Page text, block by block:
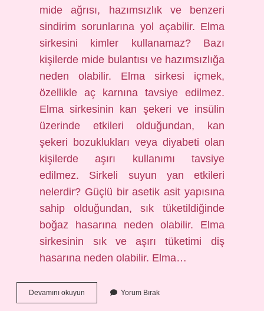
mide ağrısı, hazımsızlık ve benzeri
sindirim sorunlarına yol açabilir. Elma
sirkesini kimler kullanamaz? Bazı
kişilerde mide bulantısı ve hazımsızlığa
neden olabilir. Elma sirkesi içmek,
özellikle aç karnına tavsiye edilmez.
Elma sirkesinin kan şekeri ve insülin
üzerinde etkileri olduğundan, kan
şekeri bozuklukları veya diyabeti olan
kişilerde aşırı kullanımı tavsiye
edilmez. Sirkeli suyun yan etkileri
nelerdir? Güçlü bir asetik asit yapısına
sahip olduğundan, sık tüketildiğinde
boğaz hasarına neden olabilir. Elma
sirkesinin sık ve aşırı tüketimi diş
hasarına neden olabilir. Elma…
Devamını okuyun
Sirkeli
Yorum Bırak